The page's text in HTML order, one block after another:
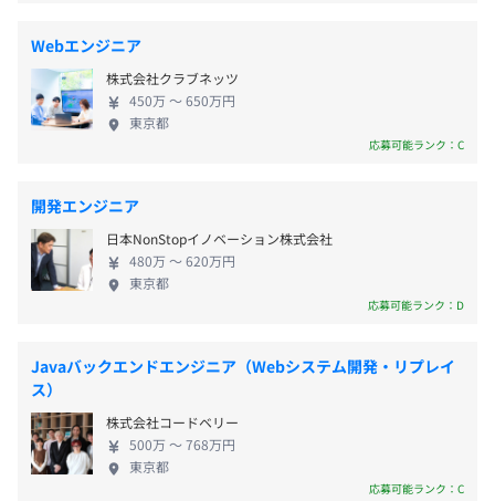
プロジェクトの進め方、開発チームの雰囲気は、客先によ
り異なります。
◆Web開発
Java、JavaScript、Python
◆アプリ開発
Swifft、Kotolin
業0時間の従業員が80%以上占めております
・有給休暇
年間休日122日想定
・インフルエンザ予防接種
・健康診断手当
Webエンジニア
株式会社クラブネッツ
450万 〜 650万円
東京都
応募可能ランク：C
開発エンジニア
日本NonStopイノベーション株式会社
480万 〜 620万円
東京都
応募可能ランク：D
Javaバックエンドエンジニア（Webシステム開発・リプレイ
ス）
株式会社コードベリー
500万 〜 768万円
東京都
応募可能ランク：C